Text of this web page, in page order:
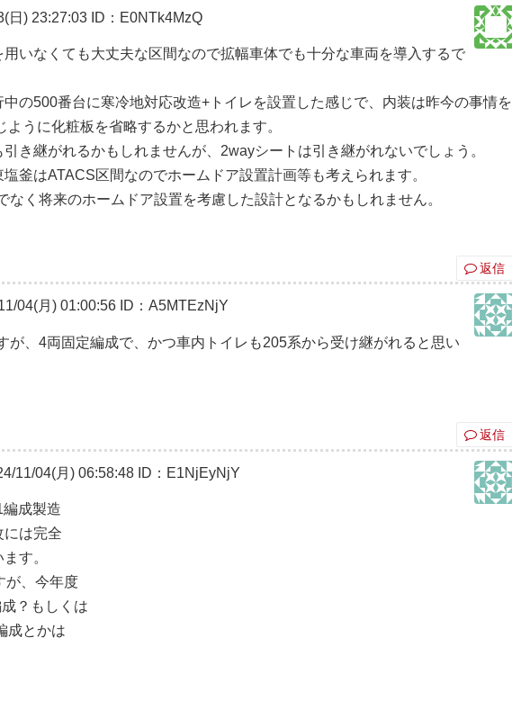
日) 23:27:03 ID：E0NTk4MzQ
いなくても大丈夫な区間なので拡幅車体でも十分な車両を導入するで
の500番台に寒冷地対応改造+トイレを設置した感じで、内装は昨今の事情を
うに化粧板を省略するかと思われます。
き継がれるかもしれませんが、2wayシートは引き継がれないでしょう。
釜はATACS区間なのでホームドア設置計画等も考えられます。
なく将来のホームドア設置を考慮した設計となるかもしれません。
返信
04(月) 01:00:56 ID：A5MTEzNjY
が、4両固定編成で、かつ車内トイレも205系から受け継がれると思い
返信
11/04(月) 06:58:48 ID：E1NjEyNjY
成製造
には完全
す。
が、今年度
？もしくは
成とかは